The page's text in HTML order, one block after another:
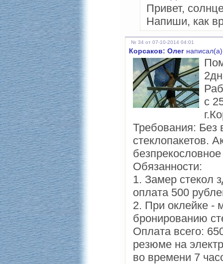
Привет,
Напиши, как
№ 34 от 07-10-2014 04:01
Корсаков: Олег
2дн
с
Требования: Без
стеклопакетов.
Обязанности:
1. Замер стекол
оплата 500
2. При оклейке -
бронированию
Оплата всего:
резюме на
во времени 7